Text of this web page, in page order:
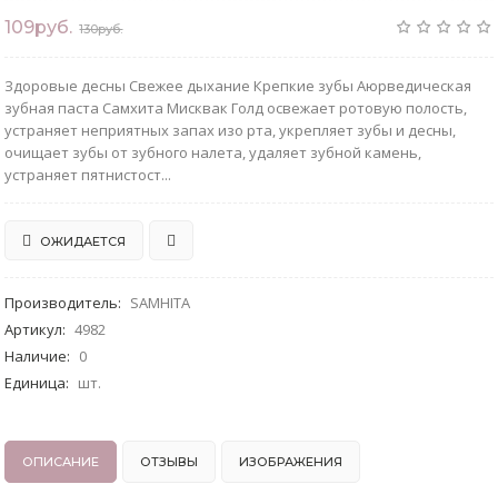
109руб. 130руб.
Здоровые десны Свежее дыхание Крепкие зубы Аюрведическая
зубная паста Самхита Мисквак Голд освежает ротовую полость,
устраняет неприятных запах изо рта, укрепляет зубы и десны,
очищает зубы от зубного налета, удаляет зубной камень,
устраняет пятнистост...
ОЖИДАЕТСЯ
Производитель: SAMHITA
Артикул: 4982
Наличие: 0
Единица: шт.
ОПИСАНИЕ ОТЗЫВЫ ИЗОБРАЖЕНИЯ